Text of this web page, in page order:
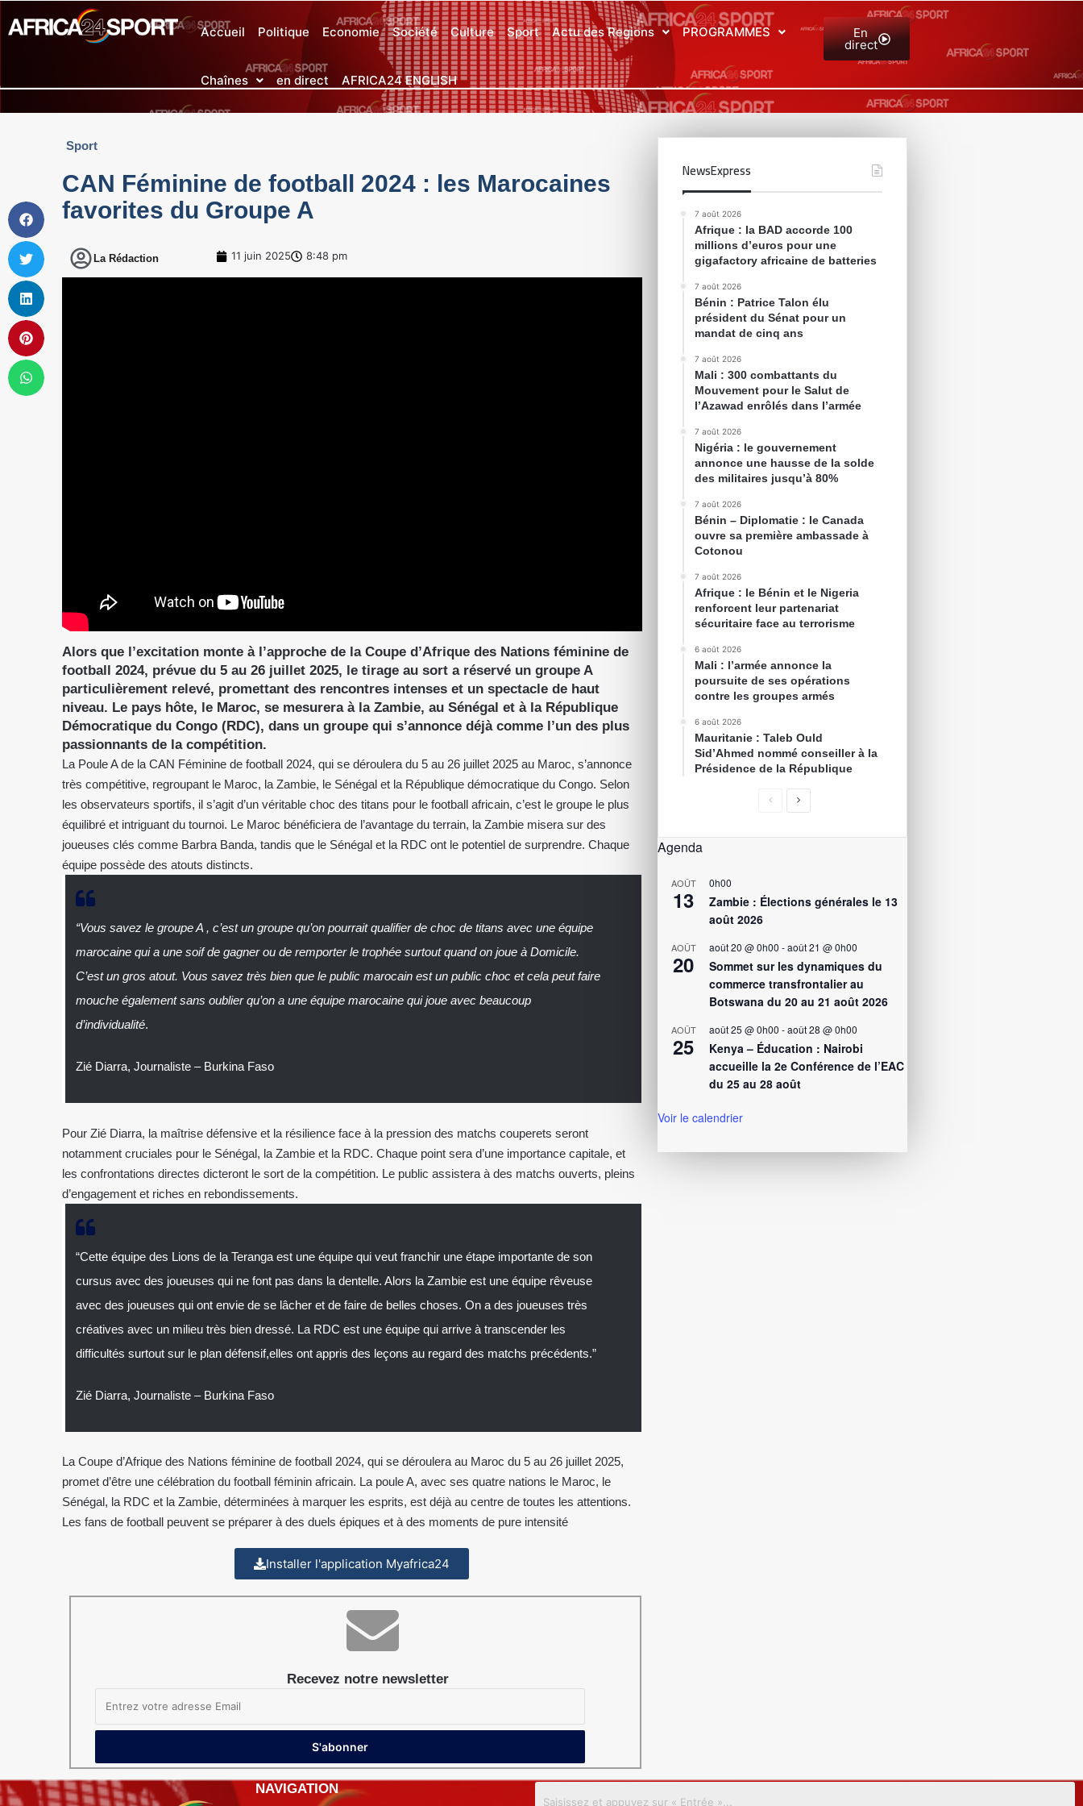
Accueil Politique Economie Société Culture Sport Actu des Regions PROGRAMMES
Chaînes en direct AFRICA24 ENGLISH
En
direct
Sport
CAN Féminine de football 2024 : les Marocaines
favorites du Groupe A
La Rédaction 11 juin 2025 8:48 pm
Alors que l’excitation monte à l’approche de la Coupe d’Afrique des Nations féminine de
football 2024, prévue du 5 au 26 juillet 2025, le tirage au sort a réservé un groupe A
particulièrement relevé, promettant des rencontres intenses et un spectacle de haut
niveau. Le pays hôte, le Maroc, se mesurera à la Zambie, au Sénégal et à la République
Démocratique du Congo (RDC), dans un groupe qui s’annonce déjà comme l’un des plus
passionnants de la compétition.
La Poule A de la CAN Féminine de football 2024, qui se déroulera du 5 au 26 juillet 2025 au Maroc, s’annonce
très compétitive, regroupant le Maroc, la Zambie, le Sénégal et la République démocratique du Congo. Selon
les observateurs sportifs, il s’agit d’un véritable choc des titans pour le football africain, c’est le groupe le plus
équilibré et intriguant du tournoi. Le Maroc bénéficiera de l’avantage du terrain, la Zambie misera sur des
joueuses clés comme Barbra Banda, tandis que le Sénégal et la RDC ont le potentiel de surprendre. Chaque
équipe possède des atouts distincts.
“Vous savez le groupe A , c’est un groupe qu’on pourrait qualifier de choc de titans avec une équipe
marocaine qui a une soif de gagner ou de remporter le trophée surtout quand on joue à Domicile.
C’est un gros atout. Vous savez très bien que le public marocain est un public choc et cela peut faire
mouche également sans oublier qu’on a une équipe marocaine qui joue avec beaucoup
d’individualité.
Zié Diarra, Journaliste – Burkina Faso
Pour Zié Diarra, la maîtrise défensive et la résilience face à la pression des matchs couperets seront
notamment cruciales pour le Sénégal, la Zambie et la RDC. Chaque point sera d’une importance capitale, et
les confrontations directes dicteront le sort de la compétition. Le public assistera à des matchs ouverts, pleins
d’engagement et riches en rebondissements.
“Cette équipe des Lions de la Teranga est une équipe qui veut franchir une étape importante de son
cursus avec des joueuses qui ne font pas dans la dentelle. Alors la Zambie est une équipe rêveuse
avec des joueuses qui ont envie de se lâcher et de faire de belles choses. On a des joueuses très
créatives avec un milieu très bien dressé. La RDC est une équipe qui arrive à transcender les
difficultés surtout sur le plan défensif,elles ont appris des leçons au regard des matchs précédents.”
Zié Diarra, Journaliste – Burkina Faso
La Coupe d’Afrique des Nations féminine de football 2024, qui se déroulera au Maroc du 5 au 26 juillet 2025,
promet d’être une célébration du football féminin africain. La poule A, avec ses quatre nations le Maroc, le
Sénégal, la RDC et la Zambie, déterminées à marquer les esprits, est déjà au centre de toutes les attentions.
Les fans de football peuvent se préparer à des duels épiques et à des moments de pure intensité
Installer l'application Myafrica24
Recevez notre newsletter
NewsExpress
7 août 2026
Afrique : la BAD accorde 100
millions d’euros pour une
gigafactory africaine de batteries
7 août 2026
Bénin : Patrice Talon élu
président du Sénat pour un
mandat de cinq ans
7 août 2026
Mali : 300 combattants du
Mouvement pour le Salut de
l’Azawad enrôlés dans l’armée
7 août 2026
Nigéria : le gouvernement
annonce une hausse de la solde
des militaires jusqu’à 80%
7 août 2026
Bénin – Diplomatie : le Canada
ouvre sa première ambassade à
Cotonou
7 août 2026
Afrique : le Bénin et le Nigeria
renforcent leur partenariat
sécuritaire face au terrorisme
6 août 2026
Mali : l’armée annonce la
poursuite de ses opérations
contre les groupes armés
6 août 2026
Mauritanie : Taleb Ould
Sid’Ahmed nommé conseiller à la
Présidence de la République
Agenda
AOÛT
13
0h00
Zambie : Élections générales le 13
août 2026
AOÛT
20
août 20 @ 0h00 -août 21 @ 0h00
Sommet sur les dynamiques du
commerce transfrontalier au
Botswana du 20 au 21 août 2026
AOÛT
25
août 25 @ 0h00 -août 28 @ 0h00
Kenya – Éducation : Nairobi
accueille la 2e Conférence de l’EAC
du 25 au 28 août
Voir le calendrier
NAVIGATION